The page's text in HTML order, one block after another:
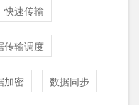
快速传输
传输调度
加密 数据同步